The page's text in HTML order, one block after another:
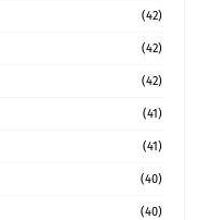
(42)
(42)
(42)
(41)
(41)
(40)
(40)